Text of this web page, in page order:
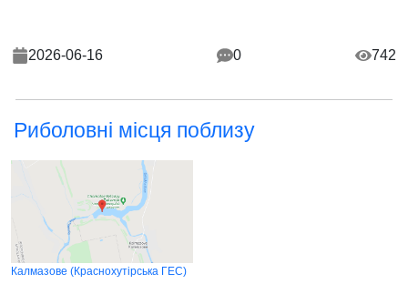
2026-06-16 0 742
Риболовні місця поблизу
Калмазове (Краснохутірська ГЕС)